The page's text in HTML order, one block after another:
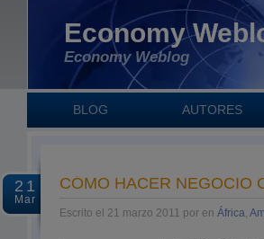
Economy
Economy Weblog
BLOG AUTORES
21
Mar
CÓMO HACER NEGOCIO
Escrito el 21 marzo 2011 por en África,